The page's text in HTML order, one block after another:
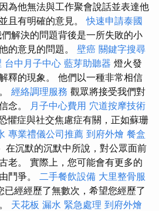
為他無法與工作聚會說話並表達他
且有明確的意見。快速申請泰國
解決的問題背後是一所失敗的小
的意見的問題。 壁癌 關鍵字搜尋
台中月子中心 藍芽助聽器 燈火發
釋的現象。 他們以一種非常相信
經絡調理服務 觀眾將接受我們對
念。 月子中心費用 穴道按摩技術
懼症與社交焦慮症有關，正如蘇珊
專業禮儀公司推薦 到府外燴 餐盒
在沉默的沉默中所說，對公眾面前
老。 實際上，您可能會有更多的
鬥爭。 二手餐飲設備 大里整骨服
已經經歷了無數次，希望您經歷了
天花板 漏水 緊急處理 到府外燴